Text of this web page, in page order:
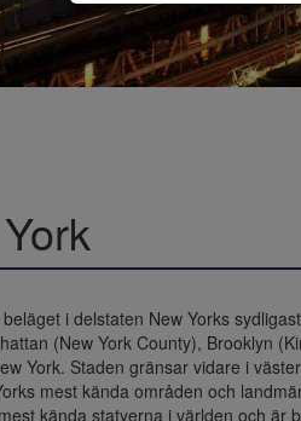
beläget i delstaten New Yorks
(New York County), Brooklyn
York. Staden gränsar vidare i
mest kända områden och
kända statyerna i världen och är